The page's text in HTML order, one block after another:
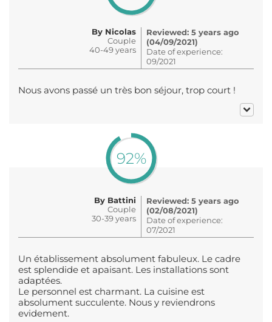
By Nicolas
Couple
40-49 years
Reviewed: 5 years ago
(04/09/2021)
Date of experience:
09/2021
Nous avons passé un très bon séjour, trop court !
92%
By Battini
Couple
30-39 years
Reviewed: 5 years ago
(02/08/2021)
Date of experience:
07/2021
Un établissement absolument fabuleux. Le cadre
est splendide et apaisant. Les installations sont
adaptées.
Le personnel est charmant. La cuisine est
absolument succulente. Nous y reviendrons
evidement.